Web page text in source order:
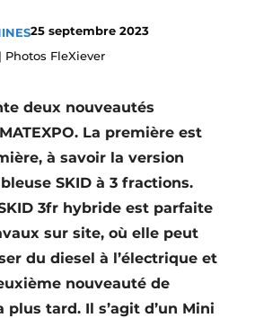
25 septembre 2023
Photos FleXiever
deux nouveautés
La première est
à savoir la version
SKID à 3 fractions.
3fr hybride est parfaite
sur site, où elle peut
du diesel à l’électrique et
nouveauté de
plus tard. Il s’agit d’un Mini